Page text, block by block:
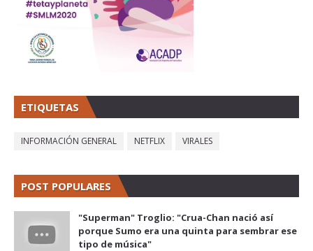
ETIQUETAS
INFORMACIÓN GENERAL NETFLIX VIRALES
POST POPULARES
"Superman" Troglio: "Crua-Chan nació así
porque Sumo era una quinta para sembrar ese
tipo de música"